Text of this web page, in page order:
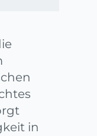
in